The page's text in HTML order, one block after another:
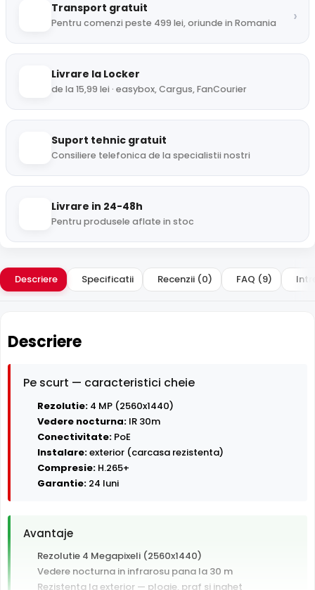
Transport gratuit
Pentru comenzi peste 499 lei, oriunde in Romania ›
Livrare la Locker
de la 15,99 lei · easybox, Cargus, FanCourier
Suport tehnic gratuit
Consiliere telefonica de la specialistii nostri
Livrare in 24-48h
Pentru produsele aflate in stoc
Descriere Specificatii Recenzii (0) FAQ (9)
Descriere
Pe scurt — caracteristici cheie
Rezolutie: 4 MP (2560x1440)
Vedere nocturna: IR 30m
Conectivitate: PoE
Instalare:exterior (carcasa rezistenta)
Compresie: H.265+
Garantie: 24 luni
Avantaje
Rezolutie 4 Megapixeli (2560x1440)
Vedere nocturna in infrarosu pana la 30 m
Rezistenta la exterior — ploaie, praf si inghet